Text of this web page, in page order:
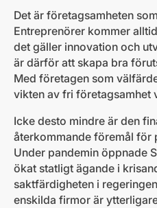
Det är företagsamheten
Entreprenörer kommer
det gäller innovation och
är därför att skapa bra
Med företagen som
vikten av fri företagsamhet
Icke desto mindre är den
återkommande föremål för
Under pandemin öppnade
ökat statligt ägande i
saktfärdigheten i
enskilda firmor är